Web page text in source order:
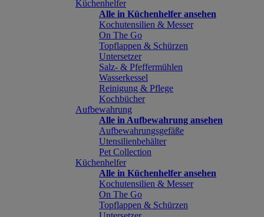
Küchenhelfer
Alle in Küchenhelfer ansehen
Kochutensilien & Messer
On The Go
Topflappen & Schürzen
Untersetzer
Salz- & Pfeffermühlen
Wasserkessel
Reinigung & Pflege
Kochbücher
Aufbewahrung
Alle in Aufbewahrung ansehen
Aufbewahrungsgefäße
Utensilienbehälter
Pet Collection
Küchenhelfer
Alle in Küchenhelfer ansehen
Kochutensilien & Messer
On The Go
Topflappen & Schürzen